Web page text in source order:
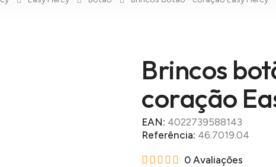
Brincos
coração
EAN: 4022739588143
Referência: 46.7019.04
0 Avaliações